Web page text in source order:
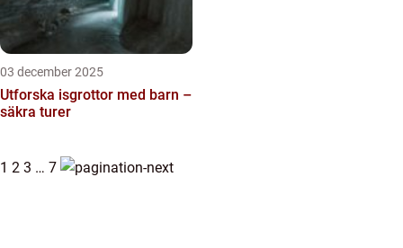
03 december 2025
Utforska isgrottor med barn –
säkra turer
1 2 3 … 7